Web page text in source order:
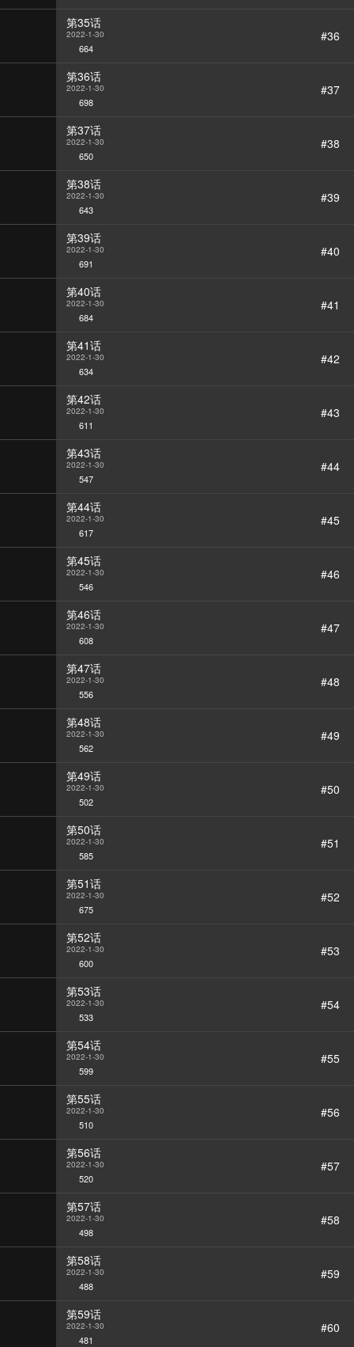
第35话
2022-1-30
664
#36
第36话
2022-1-30
698
#37
第37话
2022-1-30
650
#38
第38话
2022-1-30
643
#39
第39话
2022-1-30
691
#40
第40话
2022-1-30
684
#41
第41话
2022-1-30
634
#42
第42话
2022-1-30
611
#43
第43话
2022-1-30
547
#44
第44话
2022-1-30
617
#45
第45话
2022-1-30
546
#46
第46话
2022-1-30
608
#47
第47话
2022-1-30
556
#48
第48话
2022-1-30
562
#49
第49话
2022-1-30
502
#50
第50话
2022-1-30
585
#51
第51话
2022-1-30
675
#52
第52话
2022-1-30
600
#53
第53话
2022-1-30
533
#54
第54话
2022-1-30
599
#55
第55话
2022-1-30
510
#56
第56话
2022-1-30
520
#57
第57话
2022-1-30
498
#58
第58话
2022-1-30
488
#59
第59话
2022-1-30
481
#60